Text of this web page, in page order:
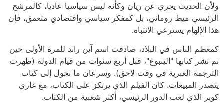
ولأن الحديث يجري عن ريان وكأنه ليس سياسيا عاديا، كالمرشح
الرئيسي ميط روماني، بل كمفكر سياسي واقتصادي متعمق، فإن
هذا الإلهام يسترعي الانتباه.
كمعظم الناس في البلاد، صادفت اسم آين راند للمرة الأولى حين
تم نشر كتابها "الينبوع"، قبل أربع سنوات من قيام الدولة (ظهرت
الترجمة العبرية في وقت لاحق). وسرعان ما تحول إلى كتاب
يتصدر المبيعات. كان الفيلم الذي يرتكز على الكتاب، مع غاري
كوبر الذي لعب الدور الرئيسي، أكثر شعبية من الكتاب.